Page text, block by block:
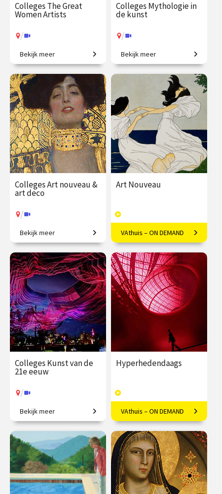
Colleges The Great
Women Artists
/
Vrouwen in de
kunstgeschiedenis, van
Judith Leyster tot Nan
Goldin.
€ 345.00
vanaf 21
sep.
/ Op locatie of online
Bekijk meer
Colleges Mythologie in
de kunst
/
Griekse en Romeinse goden
bewijzen hun
onsterfelijkheid.
€ 345.00
vanaf 22
sep.
/ Op locatie of online
Bekijk meer
Colleges Art nouveau &
art deco
/
Restyling van de wereld.
€ 345.00
vanaf 22
sep.
/ Op locatie of online
Bekijk meer
Art Nouveau
Vloeiende vernieuwing in
Europa
€ 169.00
40
afleveringen
Speeltijd 10 uur
VAthuis
VAthuis – ON DEMAND
Colleges Kunst van de
21e eeuw
/
Van penseelstreek tot pixel
€ 345.00
vanaf 25
jan.
/ Op locatie of online
Bekijk meer
Hyperhedendaags
Kunst in de eenentwintigste
eeuw
€ 169.00
40
afleveringen
Speeltijd 12 uur
VAthuis
VAthuis – ON DEMAND